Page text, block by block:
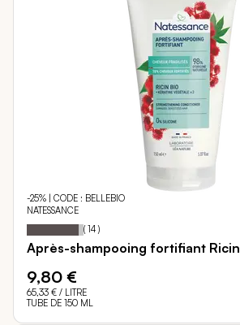
-25% | CODE : BELLEBIO
NATESSANCE
Notation: 91
% of
( 14 )
Après-shampooing fortifiant Ricin
9,80 €
65,33 € / LITRE
TUBE DE 150 ML